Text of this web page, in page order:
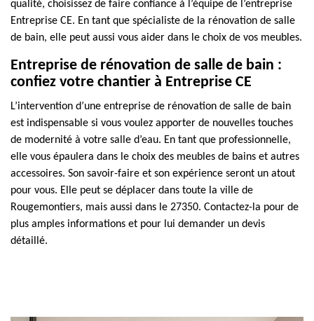
qualité, choisissez de faire confiance à l’équipe de l’entreprise
Entreprise CE. En tant que spécialiste de la rénovation de salle
de bain, elle peut aussi vous aider dans le choix de vos meubles.
Entreprise de rénovation de salle de bain :
confiez votre chantier à Entreprise CE
L’intervention d’une entreprise de rénovation de salle de bain
est indispensable si vous voulez apporter de nouvelles touches
de modernité à votre salle d’eau. En tant que professionnelle,
elle vous épaulera dans le choix des meubles de bains et autres
accessoires. Son savoir-faire et son expérience seront un atout
pour vous. Elle peut se déplacer dans toute la ville de
Rougemontiers, mais aussi dans le 27350. Contactez-la pour de
plus amples informations et pour lui demander un devis
détaillé.